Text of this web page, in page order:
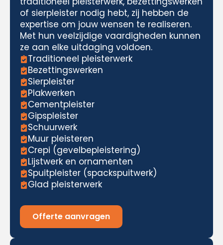
of sierpleister nodig hebt, zij hebben de
expertise om jouw wensen te realiseren.
Met hun veelzijdige vaardigheden kunnen
ze aan elke uitdaging voldoen.
Traditioneel pleisterwerk
Bezettingswerken
Sierpleister
Plakwerken
Cementpleister
Gipspleister
Schuurwerk
Muur pleisteren
Crepi (gevelbepleistering)
Lijstwerk en ornamenten
Spuitpleister (spackspuitwerk)
Glad pleisterwerk
Offerte aanvragen